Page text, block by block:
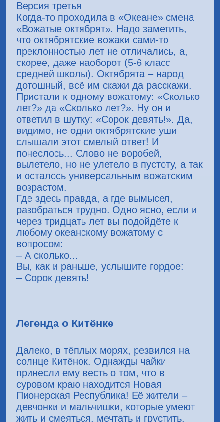
Версия третья
Когда-то проходила в «Океане» смена
«Вожатые октябрят». Надо заметить,
что октябрятские вожаки сами-то
преклонностью лет не отличались, а,
скорее, даже наоборот (5-6 класс
средней школы). Октябрята – народ
дотошный, всё им скажи да расскажи.
Пристали к одному вожатому: «Сколько
лет?» да «Сколько лет?». Ну он и
ответил в шутку: «Сорок девять!». Да,
видимо, не одни октябрятские уши
слышали этот смелый ответ! И
понеслось... Слово не воробей,
вылетело, но не улетело в пустоту, а так
и осталось универсальным вожатским
возрастом.
Где здесь правда, а где вымысел,
разобраться трудно. Одно ясно, если и
через тридцать лет вы подойдёте к
любому океанскому вожатому с
вопросом:
– А сколько...
Вы, как и раньше, услышите гордое:
– Сорок девять!
Легенда о Китёнке
Далеко, в тёплых морях, резвился на
солнце Китёнок. Однажды чайки
принесли ему весть о том, что в
суровом краю находится Новая
Пионерская Республика! Её жители –
девчонки и мальчишки, которые умеют
жить и смеяться, мечтать и грустить.